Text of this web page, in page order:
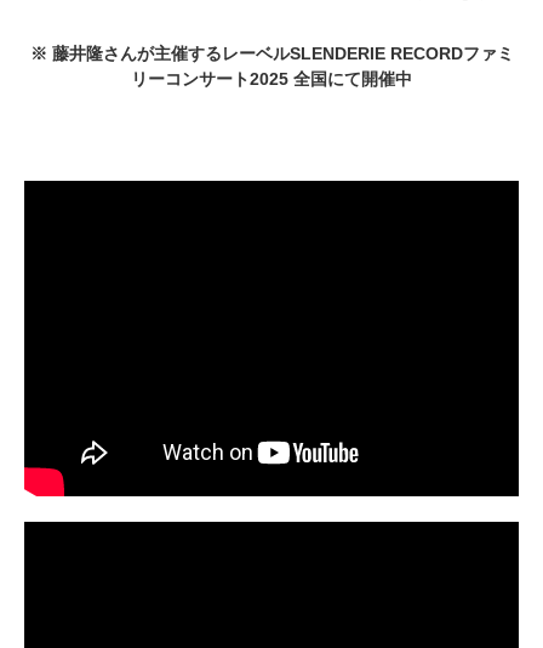
※ 藤井隆さんが主催するレーベルSLENDERIE RECORDファミ
リーコンサート2025 全国にて開催中